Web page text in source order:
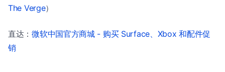
The Verge）
直达：微软中国官方商城 - 购买 Surface、Xbox 和配件促
销